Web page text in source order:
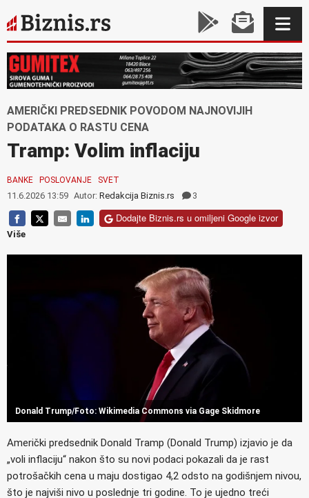
AMERIČKI PREDSEDNIK POVODOM NAJNOVIJIH
PODATAKA O RASTU CENA
Tramp: Volim inflaciju
BANKE POSLOVANJE SVET
11.6.2026 13:59 Autor: Redakcija Biznis.rs 3
Dodajte Biznis.rs u omiljeni Google izvor
Više
Donald Trump/Foto: Wikimedia Commons via Gage Skidmore
Američki predsednik Donald Tramp (Donald Trump) izjavio je da
„voli inflaciju“ nakon što su novi podaci pokazali da je rast
potrošačkih cena u maju dostigao 4,2 odsto na godišnjem nivou,
što je najviši nivo u poslednje tri godine. To je ujedno treći